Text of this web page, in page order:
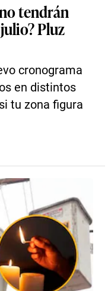
tendrán
Pluz
cronograma
en distintos
tu zona figura